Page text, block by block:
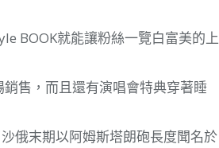
BOOK就能讓粉絲一覽白富美的上
售，而且還有演唱會特典穿著睡
俄末期以阿姆斯塔朗砲長度聞名於